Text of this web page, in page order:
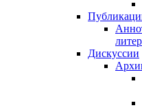
Дискуссии